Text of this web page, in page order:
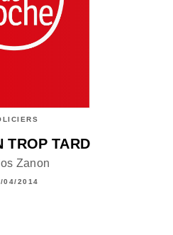
TROP TARD
Zanon
04/2014